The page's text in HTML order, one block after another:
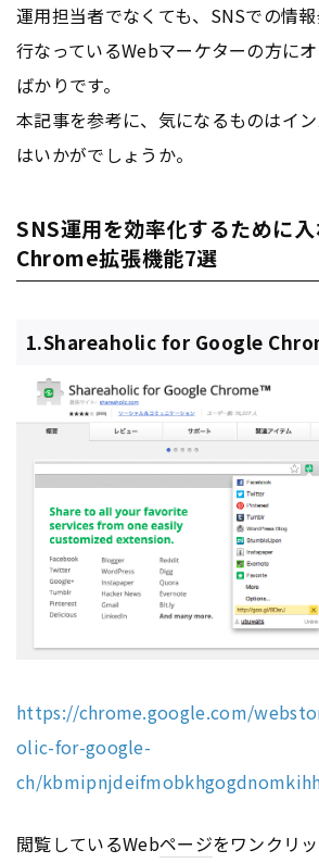
運用担当者でなくても、SNSでの情
行なっているWebマーケターの方に
ばかりです。
本記事を参考に、気になるものはイ
はいかがでしょうか。
SNS運用を効率化するために
Chrome拡張機能7選
1.Shareaholic for Google
https://chrome.google.com/
olic-for-google-
ch/
閲覧しているWebページをワンクリ